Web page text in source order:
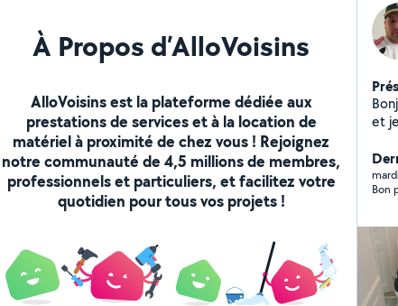
À Propos d’AlloVoisins
AlloVoisins est la plateforme dédiée aux
prestations de services et à la location de
matériel à proximité de chez vous ! Rejoignez
notre communauté de 4,5 millions de membres,
professionnels et particuliers, et facilitez votre
quotidien pour tous vos projets !
et
Bon